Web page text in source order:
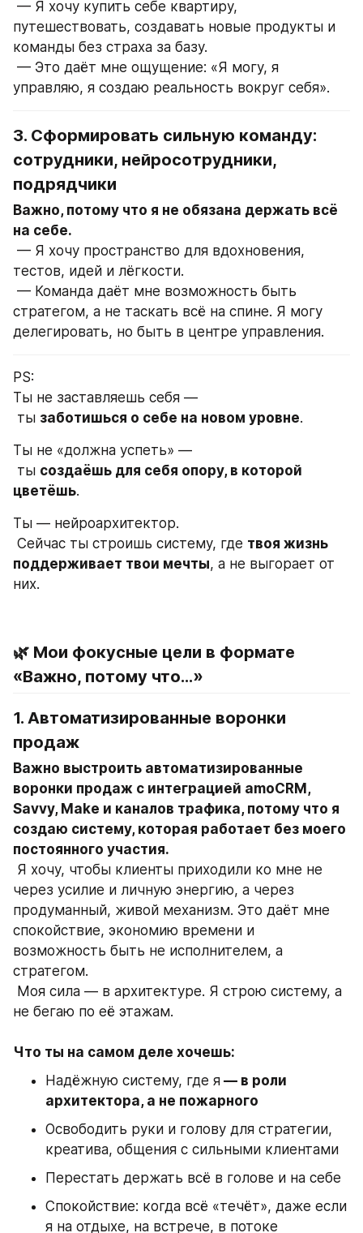
путешествовать, создавать новые продукты и
команды без страха за базу.
управляю, я создаю реальность вокруг себя».
3. Сформировать сильную команду:
сотрудники, нейросотрудники,
подрядчики
Важно, потому что я не обязана держать всё
на себе.
тестов, идей и лёгкости.
стратегом, а не таскать всё на спине. Я могу
делегировать, но быть в центре управления.
PS:
Ты не заставляешь себя —
ты заботишься о себе на новом уровне.
Ты не «должна успеть» —
ты создаёшь для себя опору, в которой
цветёшь.
Ты — нейроархитектор.
Сейчас ты строишь систему, где твоя жизнь
поддерживает твои мечты, а не выгорает от
них.
🌿 Мои фокусные цели в формате
«Важно, потому что…»
1. Автоматизированные воронки
продаж
Важно выстроить автоматизированные
воронки продаж с интеграцией amoCRM,
Savvy, Make и каналов трафика, потому что я
создаю систему, которая работает без моего
постоянного участия.
через усилие и личную энергию, а через
продуманный, живой механизм. Это даёт мне
спокойствие, экономию времени и
возможность быть не исполнителем, а
стратегом.
не бегаю по её этажам.
Что ты на самом деле хочешь:
Надёжную систему, где я — в роли
архитектора, а не пожарного
Освободить руки и голову для стратегии,
креатива, общения с сильными клиентами
Перестать держать всё в голове и на себе
Спокойствие: когда всё «течёт», даже если
я на отдыхе, на встрече, в потоке